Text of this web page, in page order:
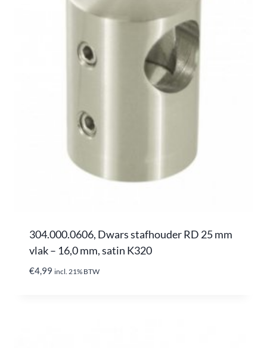
304.000.0606, Dwars stafhouder RD 25 mm
vlak – 16,0 mm, satin K320
€4,99 incl. 21% BTW